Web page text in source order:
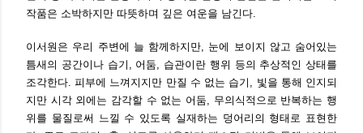
작품은 소박하지만 따뜻하며 깊은 여운을 남긴다.
이서원은 우리 주변에 늘 함께하지만, 눈에 보이지 않고 숨어있는
틈새의 공간이나 습기, 어둠, 습관이란 행위 등의 추상적인 상태를
조각한다. 피부에 느껴지지만 만질 수 없는 습기, 빛을 통해 인지되
지만 시각 외에는 감각할 수 없는 어둠, 무의식적으로 반복하는 행
위를 물질로써 느낄 수 있도록 실재하는 덩어리의 형태로 표현한